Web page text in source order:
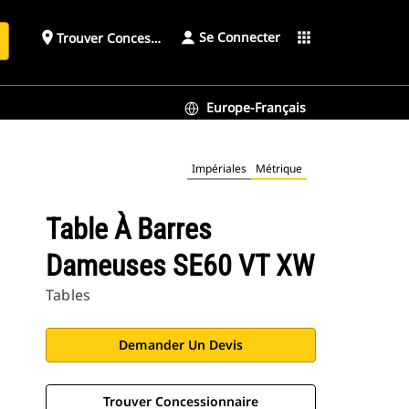
place Trouver ConcessionnaireSe Connecter apps
Europe-Français
Impériales Métrique
Table À Barres
Dameuses SE60 VT XW
Tables
Demander Un Devis
Trouver Concessionnaire